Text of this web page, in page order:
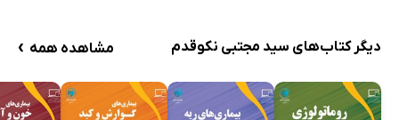
دیگر کتاب‌های سید مجتبی نکوقدم مشاهده همه ›